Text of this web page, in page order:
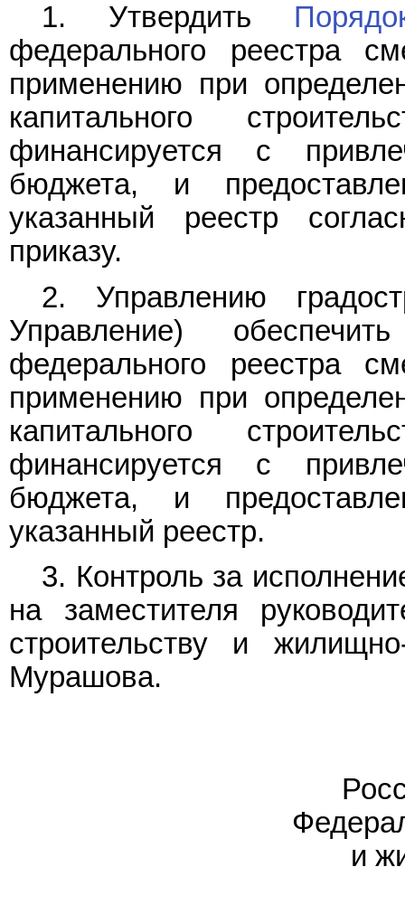
1. Утвердить
федерального реестра
применению при
капитального
финансируется с
бюджета, и
указанный реестр
приказу.
2. Управлению
Управление)
федерального реестра
применению при
капитального
финансируется с
бюджета, и
указанный реестр.
3. Контроль за
на заместителя
строительству и
Мурашова.
и